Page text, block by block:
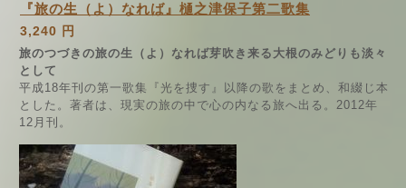
『旅の生（よ）なれば』樋之津保子第二歌集
3,240 円
旅のつづきの旅の生（よ）なれば芽吹き来る大根のみどりも淡々
として
平成18年刊の第一歌集『光を捜す』以降の歌をまとめ、和綴じ本
とした。著者は、現実の旅の中で心の内なる旅へ出る。2012年
12月刊。